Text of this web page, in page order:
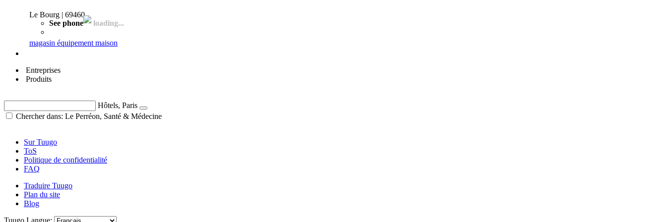
Le Bourg | 69460
See phone
loading...
magasin équipement maison
Entreprises
Produits
Hôtels, Paris
Chercher dans: Le Perréon, Santé & Médecine
Sur Tuugo
ToS
Politique de confidentialité
FAQ
Traduire Tuugo
Plan du site
Blog
Tuugo Langue: